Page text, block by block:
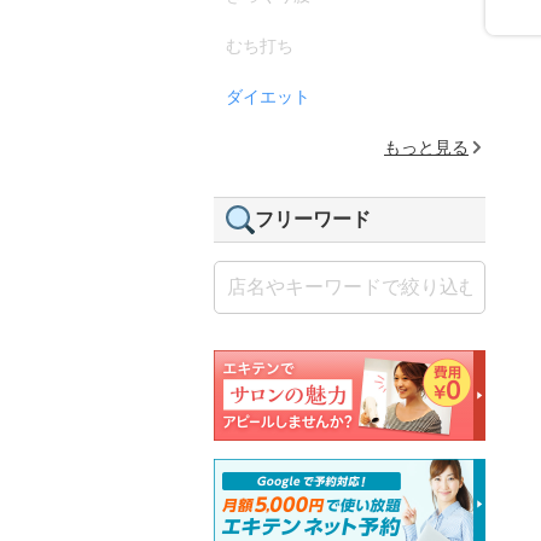
むち打ち
ダイエット
もっと見る
フリーワード